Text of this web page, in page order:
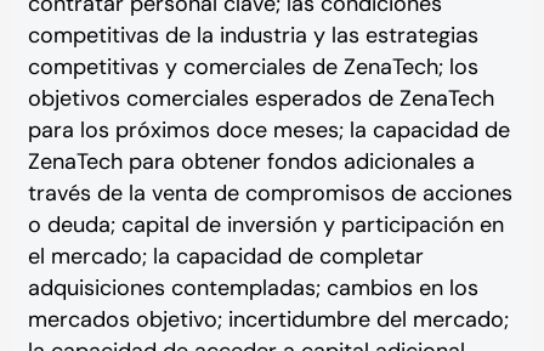
competitivas de la industria y las estrategias
competitivas y comerciales de ZenaTech; los
objetivos comerciales esperados de ZenaTech
para los próximos doce meses; la capacidad de
ZenaTech para obtener fondos adicionales a
través de la venta de compromisos de acciones
o deuda; capital de inversión y participación en
el mercado; la capacidad de completar
adquisiciones contempladas; cambios en los
mercados objetivo; incertidumbre del mercado;